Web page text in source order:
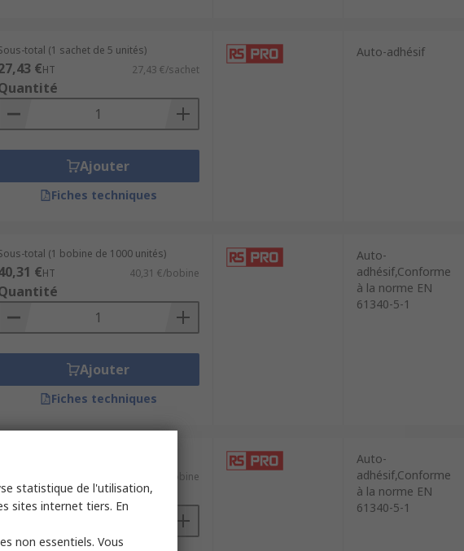
total (1 sachet de 5 unités)
€HT 27,43 €/sachet
Ajouter
Fiches techniques
Auto-adhésif
total (1 bobine de 1000 unités)
€HT 40,31 €/bobine
Ajouter
Fiches techniques
Auto-
adhésif,Conforme
à la norme EN
61340-5-1
21,80 €/bobine
Auto-
adhésif,Conforme
à la norme EN
61340-5-1
statistique de l'utilisation,
sites internet tiers. En
non essentiels. Vous